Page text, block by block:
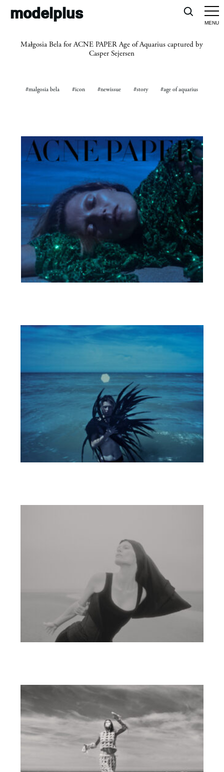
modelplus
Małgosia Bela for ACNE PAPER Age of Aquarius captured by
Casper Sejersen
#malgosia bela #icon #newissue #story #age of aquarius